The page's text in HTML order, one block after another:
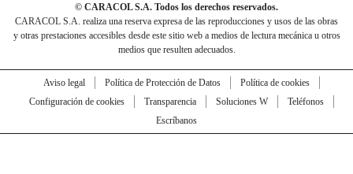
© CARACOL S.A. Todos los derechos reservados.
CARACOL S.A. realiza una reserva expresa de las reproducciones y usos de las obras
y otras prestaciones accesibles desde este sitio web a medios de lectura mecánica u otros
medios que resulten adecuados.
Aviso legal Política de Protección de Datos
Política de cookies
Configuración de cookies
Transparencia Soluciones W
Teléfonos
Escríbanos